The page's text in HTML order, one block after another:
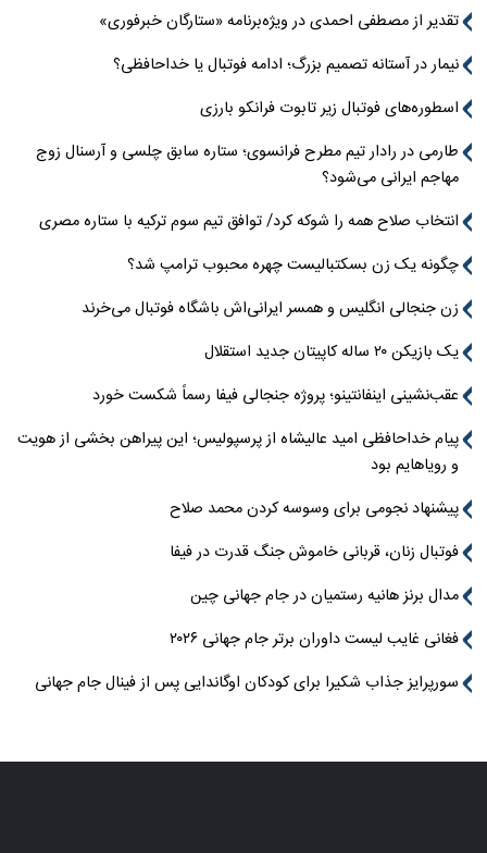
تقدیر از مصطفی احمدی در ویژه‌برنامه «ستارگان خبرفوری»
نیمار در آستانه تصمیم بزرگ؛ ادامه فوتبال یا خداحافظی؟
اسطوره‌های فوتبال زیر تابوت فرانکو بارزی
طارمی در رادار تیم مطرح فرانسوی؛ ستاره سابق چلسی و آرسنال زوج
مهاجم ایرانی می‌شود؟
انتخاب صلاح همه را شوکه کرد/ توافق تیم سوم ترکیه با ستاره مصری
چگونه یک زن بسکتبالیست چهره محبوب ترامپ شد؟
زن جنجالی انگلیس و همسر ایرانی‌اش باشگاه فوتبال می‌خرند
یک بازیکن ۲۰ ساله کاپیتان جدید استقلال
عقب‌نشینی اینفانتینو؛ پروژه جنجالی فیفا رسماً شکست خورد
پیام خداحافظی امید عالیشاه از پرسپولیس؛ این پیراهن بخشی از هویت
و رویاهایم بود
پیشنهاد نجومی برای وسوسه کردن محمد صلاح
فوتبال زنان، قربانی خاموش جنگ قدرت در فیفا
مدال برنز هانیه رستمیان در جام جهانی چین
فغانی غایب لیست داوران برتر جام جهانی ۲۰۲۶
سورپرایز جذاب شکیرا برای کودکان اوگاندایی پس از فینال جام جهانی